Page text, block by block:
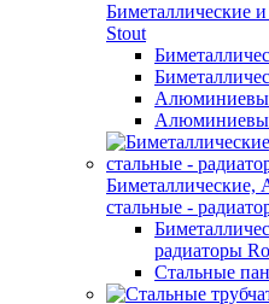
Биметаллические
Stout
стальные -
радиаторы
Стальные